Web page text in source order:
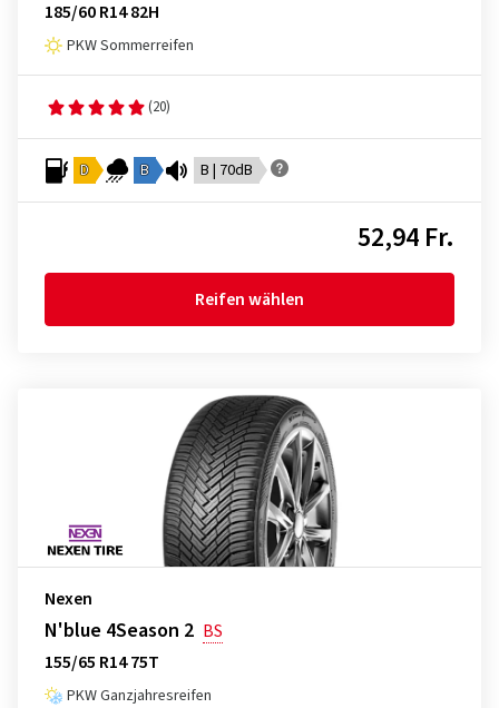
185/60 R14 82H
PKW Sommerreifen
(20)
D B B | 70dB
52,94 Fr.
Reifen wählen
Nexen
N'blue 4Season 2 BS
155/65 R14 75T
PKW Ganzjahresreifen